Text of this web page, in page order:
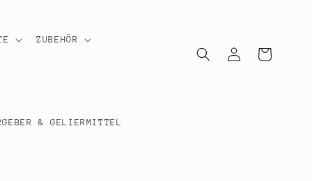
ZUBEHÖR
EinloggenWarenkorb
& GELIERMITTEL